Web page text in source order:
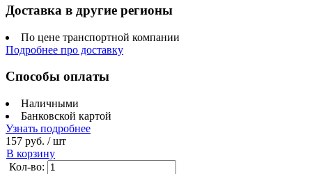
Доставка в другие регионы
По цене транспортной компании
Подробнее про доставку
Способы оплаты
Наличными
Банковской картой
Узнать подробнее
157 руб. / шт
В корзину
Кол-во: